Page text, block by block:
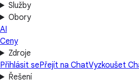
Služby
Obory
AI
Ceny
Zdroje
Přihlásit sePřejít na ChatVyzkoušet
Řešení